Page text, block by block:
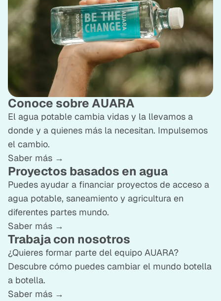
Conoce sobre AUARA
El agua potable cambia vidas y la llevamos a
donde y a quienes más la necesitan. Impulsemos
el cambio.
Saber más →
Proyectos basados en agua
Puedes ayudar a financiar proyectos de acceso a
agua potable, saneamiento y agricultura en
diferentes partes mundo.
Saber más →
Trabaja con nosotros
¿Quieres formar parte del equipo AUARA?
Descubre cómo puedes cambiar el mundo botella
a botella.
Saber más →